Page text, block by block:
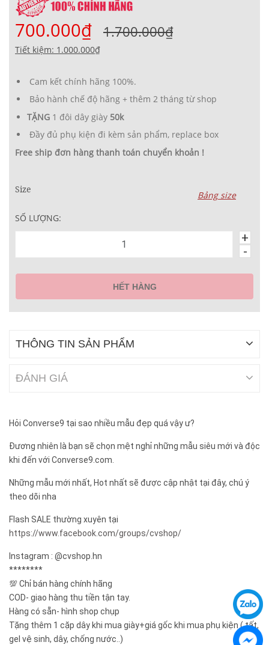
700.000₫ 1.700.000₫
Tiết kiệm: 1.000.000₫
Cam kết chính hãng 100%.
Bảo hành chế độ hãng + thêm 2 tháng từ shop
TẶNG 1 đôi dây giày 50k
Đầy đủ phụ kiện đi kèm sản phẩm, replace box
Free ship đơn hàng thanh toán chuyển khoản !
Size
Bảng size
SỐ LƯỢNG:
-
+
HẾT HÀNG
THÔNG TIN SẢN PHẨM
ĐÁNH GIÁ
Hỏi Converse9 tại sao nhiều mẫu đẹp quá vậy ư?
Đương nhiên là bạn sẽ chọn mệt nghỉ những mẫu siêu mới và độc
khi đến với Converse9.com.
Những mẫu mới nhất, Hot nhất sẽ được cập nhật tại đây, chú ý
theo dõi nha
Flash SALE thường xuyên tại
https://www.facebook.com/groups/cvshop/
Instagram : @cvshop.hn
********
💯 Chỉ bán hàng chính hãng
COD- giao hàng thu tiền tận tay.
Hàng có sẵn- hình shop chụp
Tặng thêm 1 cặp dây khi mua giày+giá gốc khi mua phụ kiện ( tất,
gel vệ sinh, dây, chống nước..)